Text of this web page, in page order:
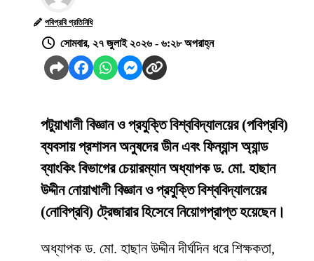
পবিপ্রবি প্রতিনিধি
সোমবার, ২৭ জুলাই ২০২৬ - ৬:২৮ অপরাহ্ন
পটুয়াখালী বিজ্ঞান ও প্রযুক্তি বিশ্ববিদ্যালয়ের (পবিপ্রবি)
ব্যবসায় প্রশাসন অনুষদের ডীন এবং ফিন্যান্স অ্যান্ড
ব্যাংকিং বিভাগের চেয়ারম্যান অধ্যাপক ড. মো. হাছান
উদ্দীন নোয়াখালী বিজ্ঞান ও প্রযুক্তি বিশ্ববিদ্যালয়ের
(নোবিপ্রবি) ট্রেজারার হিসেবে নিয়োগপ্রাপ্ত হয়েছেন।
অধ্যাপক ড. মো. হাছান উদ্দীন দীর্ঘদিন ধরে শিক্ষকতা,